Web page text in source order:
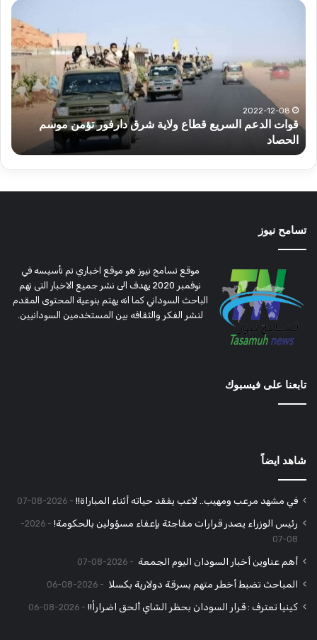
قوات
ولاية
شرق
تؤمن
موسم
الحصاد
2022-12-08
قوات الدعم السريع قطاع ولاية شرق دارفور تؤمن موسم
الحصاد
تسامح نيوز
موقع تسامح نيوز هو موقع اخباري تم تأسيسه في
نوفمبر 2020 يهدف الى نشر جميع الاخبار التى تهم
الباحث السوداني كما انه يهتم بنوعية المحتوى المقدم
لنشر الفكر والثقافه بين المستخدمين السودانيين.
تابعنا على فيسبوك
شاهد ايضاً
في مشهد مرعب ومهيب.. لاعب يفقد حياته أثناء المباراة!! 2026-08-07
رئيس الوزراء يصدر قرارات مفاجئة بإعفاء مسؤولين بالحكومة!
2026-
08-07
أهم عناوين أخبار السودان اليوم الجمعة 2026-08-07
المباحث تضبط أخطر متهم بسرقة دولارية بكسلا 2026-08-06
كينيا تعترف : قرار السودان بحظر الشاي ألحق اضراراً!! 2026-08-06